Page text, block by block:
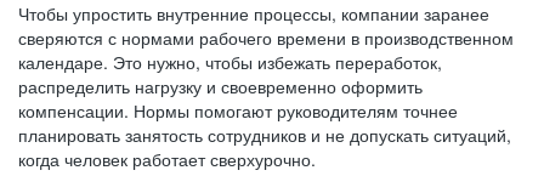
Чтобы упростить внутренние процессы, компании заранее
сверяются с нормами рабочего времени в производственном
календаре. Это нужно, чтобы избежать переработок,
распределить нагрузку и своевременно оформить
компенсации. Нормы помогают руководителям точнее
планировать занятость сотрудников и не допускать ситуаций,
когда человек работает сверхурочно.